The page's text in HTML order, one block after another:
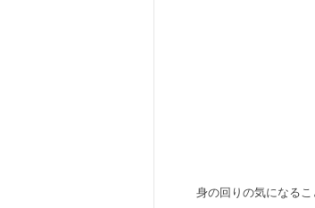
身の回りの気になるこ